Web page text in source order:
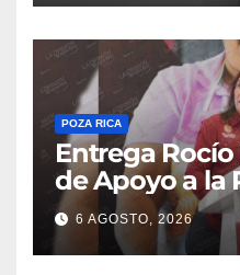
POZA RICA
Entrega
de Apoyo a la
6 AGOSTO, 2026